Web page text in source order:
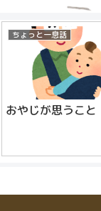
ちょっと一息話
おやじが思うこと